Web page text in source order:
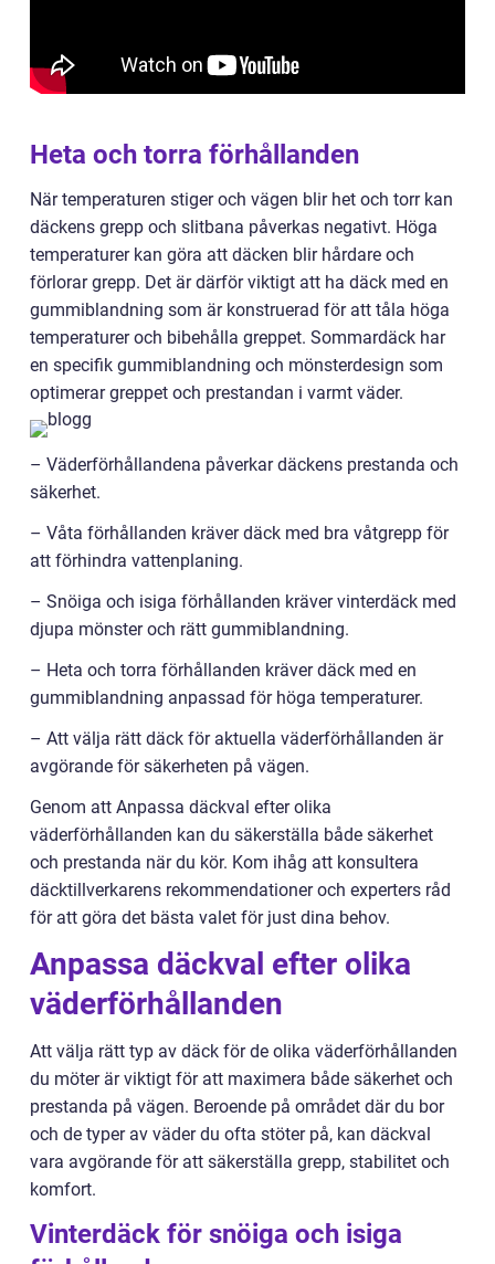
Heta och torra förhållanden
När temperaturen stiger och vägen blir het och torr kan
däckens grepp och slitbana påverkas negativt. Höga
temperaturer kan göra att däcken blir hårdare och
förlorar grepp. Det är därför viktigt att ha däck med en
gummiblandning som är konstruerad för att tåla höga
temperaturer och bibehålla greppet. Sommardäck har
en specifik gummiblandning och mönsterdesign som
optimerar greppet och prestandan i varmt väder.
– Väderförhållandena påverkar däckens prestanda och
säkerhet.
– Våta förhållanden kräver däck med bra våtgrepp för
att förhindra vattenplaning.
– Snöiga och isiga förhållanden kräver vinterdäck med
djupa mönster och rätt gummiblandning.
– Heta och torra förhållanden kräver däck med en
gummiblandning anpassad för höga temperaturer.
– Att välja rätt däck för aktuella väderförhållanden är
avgörande för säkerheten på vägen.
Genom att Anpassa däckval efter olika
väderförhållanden kan du säkerställa både säkerhet
och prestanda när du kör. Kom ihåg att konsultera
däcktillverkarens rekommendationer och experters råd
för att göra det bästa valet för just dina behov.
Anpassa däckval efter olika
väderförhållanden
Att välja rätt typ av däck för de olika väderförhållanden
du möter är viktigt för att maximera både säkerhet och
prestanda på vägen. Beroende på området där du bor
och de typer av väder du ofta stöter på, kan däckval
vara avgörande för att säkerställa grepp, stabilitet och
komfort.
Vinterdäck för snöiga och isiga